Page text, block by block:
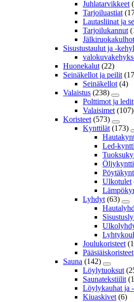
Juhlatarvikkeet
Tarjoiluastiat
Lautasliinat ja
Tarjoilukannut
Jälkiruokakulhot
Sisustustaulut ja -
Huonekalut (22)
Seinäkellot ja peilit
Seinäkellot (4)
Valaistus (238)
Polttimot ja ledit
Valaisimet (107)
Koristeet (573)
Kynttilät (173)
Led-
Ulkotulet
Lyhdyt (63)
Joulukoristeet
Pääsiäiskoristeet
Sauna (142)
Löylytuoksut
Saunatekstiilit
Löylykauhat ja
Kiuaskivet (6)